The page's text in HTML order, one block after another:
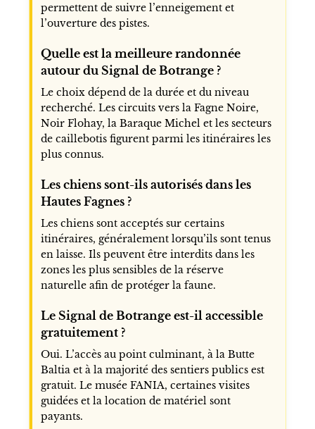
permettent de suivre l’enneigement et
l’ouverture des pistes.
Quelle est la meilleure randonnée
autour du Signal de Botrange ?
Le choix dépend de la durée et du niveau
recherché. Les circuits vers la Fagne Noire,
Noir Flohay, la Baraque Michel et les secteurs
de caillebotis figurent parmi les itinéraires les
plus connus.
Les chiens sont-ils autorisés dans les
Hautes Fagnes ?
Les chiens sont acceptés sur certains
itinéraires, généralement lorsqu’ils sont tenus
en laisse. Ils peuvent être interdits dans les
zones les plus sensibles de la réserve
naturelle afin de protéger la faune.
Le Signal de Botrange est-il accessible
gratuitement ?
Oui. L’accès au point culminant, à la Butte
Baltia et à la majorité des sentiers publics est
gratuit. Le musée FANIA, certaines visites
guidées et la location de matériel sont
payants.